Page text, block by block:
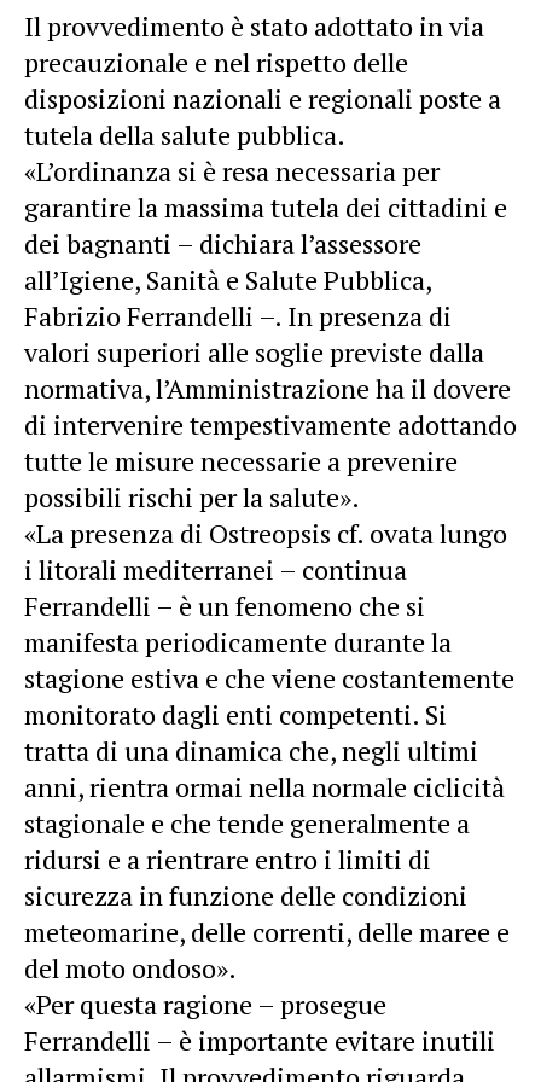
Il provvedimento è stato adottato in via
precauzionale e nel rispetto delle
disposizioni nazionali e regionali poste a
tutela della salute pubblica.
«L’ordinanza si è resa necessaria per
garantire la massima tutela dei cittadini e
dei bagnanti – dichiara l’assessore
all’Igiene, Sanità e Salute Pubblica,
Fabrizio Ferrandelli –. In presenza di
valori superiori alle soglie previste dalla
normativa, l’Amministrazione ha il dovere
di intervenire tempestivamente adottando
tutte le misure necessarie a prevenire
possibili rischi per la salute».
«La presenza di Ostreopsis cf. ovata lungo
i litorali mediterranei – continua
Ferrandelli – è un fenomeno che si
manifesta periodicamente durante la
stagione estiva e che viene costantemente
monitorato dagli enti competenti. Si
tratta di una dinamica che, negli ultimi
anni, rientra ormai nella normale ciclicità
stagionale e che tende generalmente a
ridursi e a rientrare entro i limiti di
sicurezza in funzione delle condizioni
meteomarine, delle correnti, delle maree e
del moto ondoso».
«Per questa ragione – prosegue
Ferrandelli – è importante evitare inutili